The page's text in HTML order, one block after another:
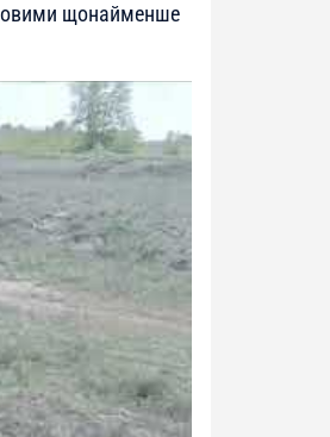
щонайменше